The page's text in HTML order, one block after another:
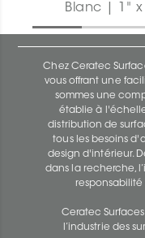
Blanc | 1"
Chez Ceratec
vous offrant une
sommes une
établie à
distribution de
tous les besoins
design d'intérieur.
dans la recherche,
Ceratec
l’industrie des